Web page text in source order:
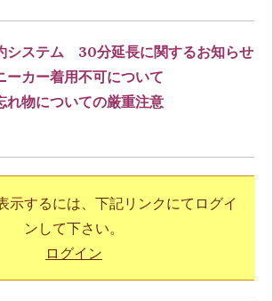
システム 30分延長に関するお知らせ
ーカー着用不可について
れ物についての厳重注意
示するには、下記リンクにてログイ
ンして下さい。
ログイン